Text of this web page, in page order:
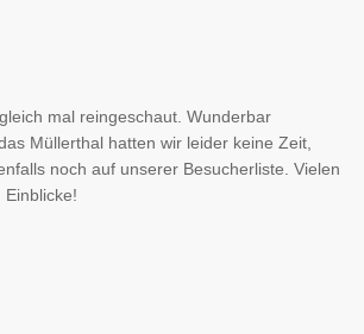
mal reingeschaut. Wunderbar
Müllerthal hatten wir leider keine Zeit,
noch auf unserer Besucherliste. Vielen
Einblicke!